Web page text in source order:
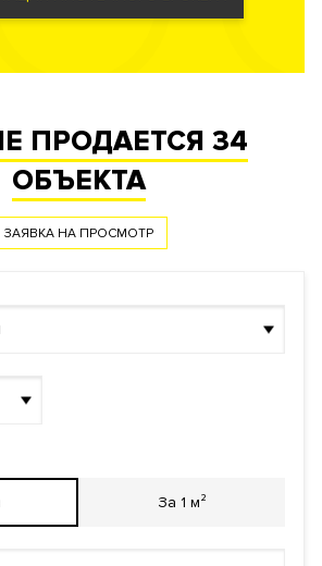
ПРОДАЕТСЯ 34
ОБЪЕКТА
ЗАЯВКА НА ПРОСМОТР
За 1 м²